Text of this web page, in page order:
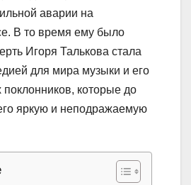
аварии на
В то время ему было
Игоря Талькова стала
для мира музыки и его
которые до
яркую и неподражаемую